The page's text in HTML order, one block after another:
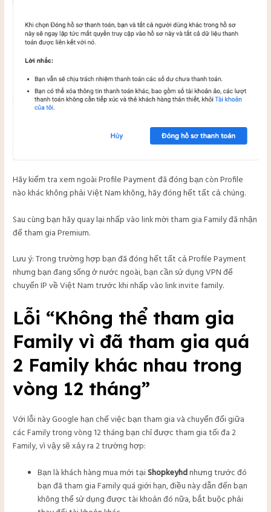
Hãy kiểm tra xem ngoài Profile Payment đã đóng bạn còn Profile
nào khác không phải Việt Nam không, hãy đóng hết tất cả chúng.
Sau cùng bạn hãy quay lại nhấp vào link mời tham gia Family đã nhận
để tham gia Premium.
Lưu ý: Trong trường hợp bạn đã đóng hết tất cả Profile Payment
nhưng bạn đang sống ở nước ngoài, bạn cần sử dụng VPN để
chuyển IP về Việt Nam trước khi nhấp vào link invite family.
Lỗi “Không thể tham gia
Family vì đã tham gia quá
2 Family khác nhau trong
vòng 12 tháng”
Với lỗi này Google hạn chế việc bạn tham gia và chuyển đổi giữa
các Family trong vòng 12 tháng bạn chỉ được tham gia tối đa 2
Family, vì vậy sẽ xảy ra 2 trường hợp:
Bạn là khách hàng mua mới tạiShopkeyhdnhưng trước đó
bạn đã tham gia Family quá giới hạn, điều này dẫn đến bạn
không thể sử dụng được tài khoản đó nữa, bắt buộc phải